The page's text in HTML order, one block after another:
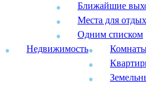
Ближайшие
Места для
Одним списком
Недвижимость